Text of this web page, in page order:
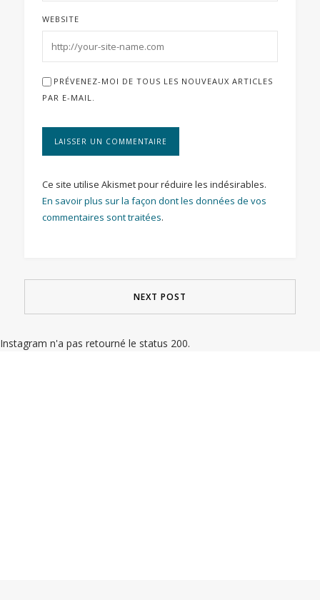
WEBSITE
PRÉVENEZ-MOI DE TOUS LES NOUVEAUX ARTICLES
PAR E-MAIL.
Ce site utilise Akismet pour réduire les indésirables.
En savoir plus sur la façon dont les données de vos
commentaires sont traitées.
NEXT POST
Instagram n'a pas retourné le status 200.